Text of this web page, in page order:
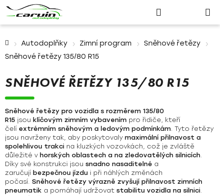
Přihlášení
košík
Autodoplňky Zimní program
Sněhové řetězy
Sněhové řetězy 135/80 R15
SNĚHOVÉ ŘETĚZY 135/80 R15
Sněhové řetězy pro vozidla s rozměrem 135/80
R15 jsou klíčovým zimním vybavením pro řidiče, kteří
čelí extrémním sněhovým a ledovým podmínkám. Tyto řetězy
jsou navrženy tak, aby poskytovaly maximální přilnavost a
spolehlivou trakci na kluzkých vozovkách, což je zvláště
důležité v horských oblastech a na zledovatělých silnicích.
Díky své konstrukci jsou snadno nasaditelné a
zaručují bezpečnou jízdu i při náhlých změnách
počasí. Sněhové řetězy výrazně zvyšují přilnavost zimních
pneumatik a pomáhají udržovat stabilitu vozidla na silnici.